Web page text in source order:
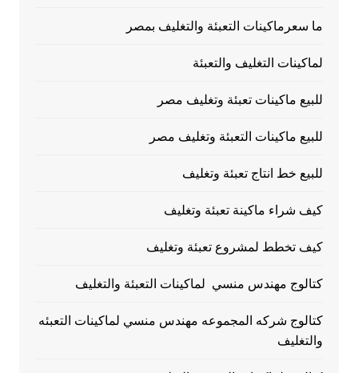
ما سعرماكينات التعبئة والتغليف بمصر
لماكينات التغليف والتعبئة
للبيع ماكينات تعبئة وتغليف مصر
للبيع ماكينات التعبئة وتغليف مصر
للبيع خط انتاج تعبئة وتغليف
كيف شراء ماكينة تعبئة وتغليف
كيف تخطط لمشروع تعبئة وتغليف
كتالوج مهندس منسي لماكينات التعبئة والتغليف
كتالوج شركه المجموعه مهندس منسي لماكينات التعبئه
والتغليف